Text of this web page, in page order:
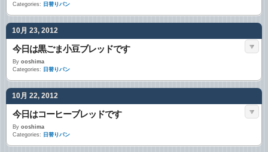
Categories: 日替りパン
10月 23, 2012
今日は黒ごま小豆ブレッドです
By ooshima
Categories: 日替りパン
10月 22, 2012
今日はコーヒーブレッドです
By ooshima
Categories: 日替りパン